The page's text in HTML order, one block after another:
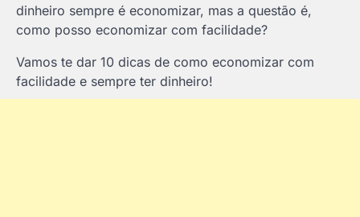
dinheiro sempre é economizar, mas a questão é,
como posso economizar com facilidade?
Vamos te dar 10 dicas de como economizar com
facilidade e sempre ter dinheiro!